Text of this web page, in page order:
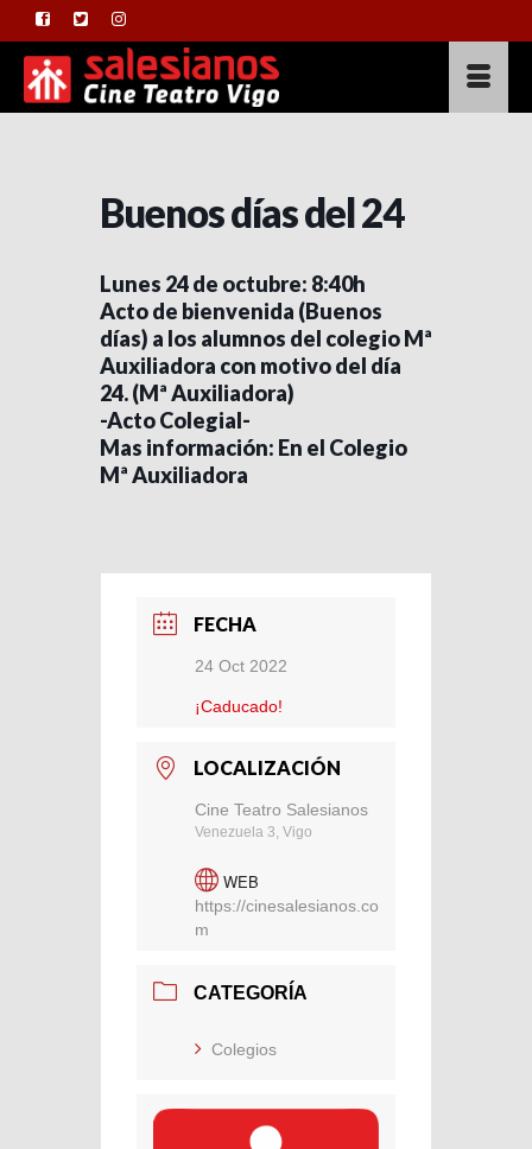
Buenos días del 24
Lunes 24 de octubre: 8:40h
Acto de bienvenida (Buenos
días) a los alumnos del colegio Mª
Auxiliadora con motivo del día
24. (Mª Auxiliadora)
-Acto Colegial-
Mas información: En el Colegio
Mª Auxiliadora
FECHA
24 Oct 2022
¡Caducado!
LOCALIZACIÓN
Cine Teatro Salesianos
Venezuela 3, Vigo
WEB
https://cinesalesianos.co
m
CATEGORÍA
Colegios